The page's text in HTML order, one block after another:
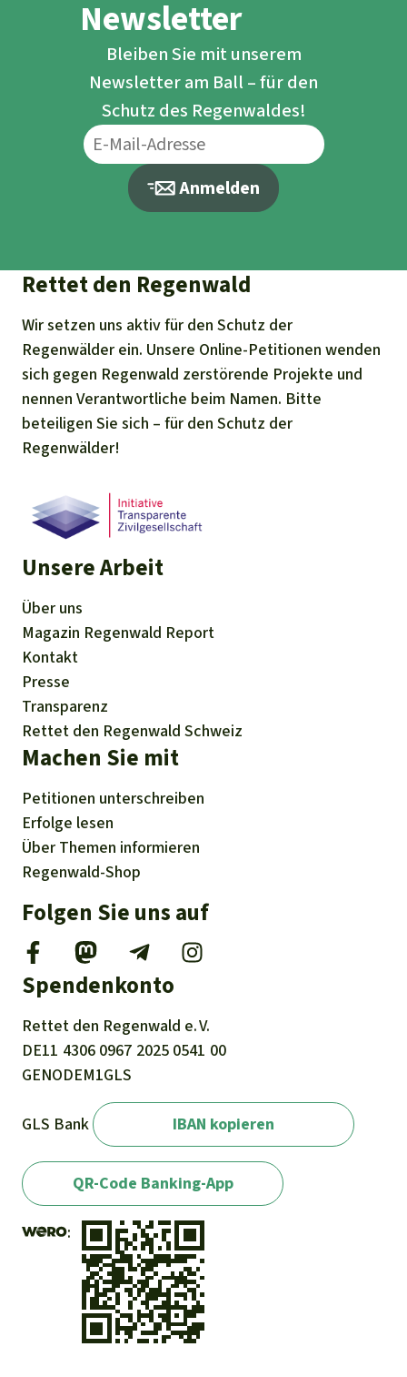
Newsletter
Bleiben Sie mit unserem
Newsletter am Ball – für den
Schutz des Regenwaldes!
Anmelden
Rettet den Regenwald
Wir setzen uns aktiv für den Schutz der
Regenwälder ein. Unsere Online-Petitionen wenden
sich gegen Regenwald zerstörende Projekte und
nennen Verantwortliche beim Namen. Bitte
beteiligen Sie sich – für den Schutz der
Regenwälder!
Unsere Arbeit
Über uns
Magazin Regenwald Report
Kontakt
Presse
Transparenz
Rettet den Regenwald Schweiz
Machen Sie mit
Petitionen unterschreiben
Erfolge lesen
Über Themen informieren
Regenwald-Shop
Folgen Sie uns auf
Spendenkonto
Rettet den Regenwald e. V.
DE11 4306 0967 2025 0541 00
GENODEM1GLS
GLS Bank IBAN kopieren
QR-Code Banking-App